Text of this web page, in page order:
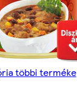
többi terméke